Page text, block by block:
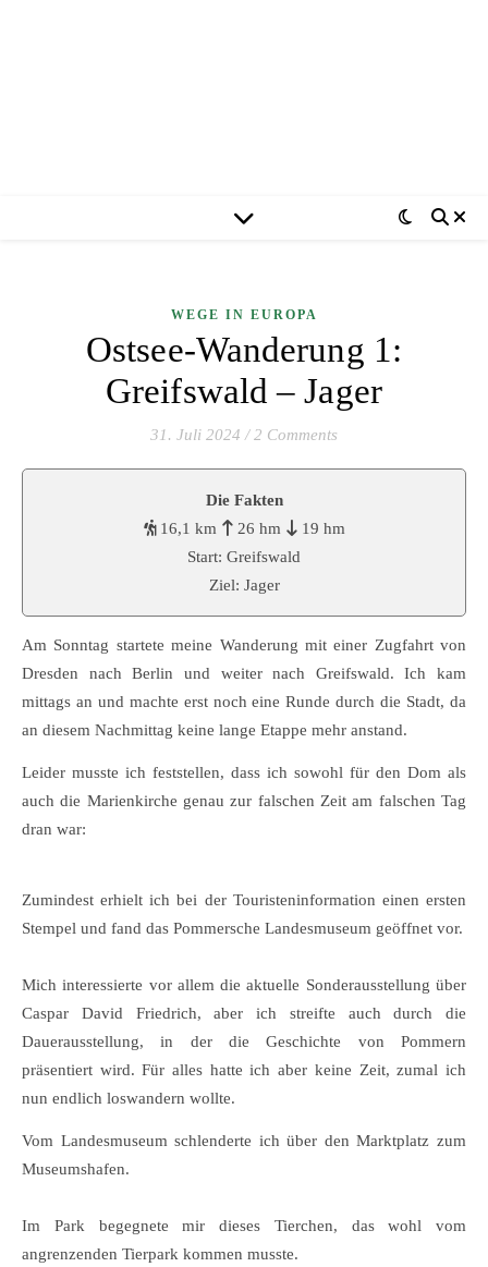
WEGE IN EUROPA
Ostsee-Wanderung 1:
Greifswald – Jager
31. Juli 2024 / 2 Comments
Die Fakten
16,1 km
26 hm
19 hm
Start: Greifswald
Ziel: Jager
Am Sonntag startete meine Wanderung mit einer Zugfahrt von
Dresden nach Berlin und weiter nach Greifswald. Ich kam
mittags an und machte erst noch eine Runde durch die Stadt, da
an diesem Nachmittag keine lange Etappe mehr anstand.
Leider musste ich feststellen, dass ich sowohl für den Dom als
auch die Marienkirche genau zur falschen Zeit am falschen Tag
dran war:
Zumindest erhielt ich bei der Touristeninformation einen ersten
Stempel und fand das Pommersche Landesmuseum geöffnet vor.
Mich interessierte vor allem die aktuelle Sonderausstellung über
Caspar David Friedrich, aber ich streifte auch durch die
Dauerausstellung, in der die Geschichte von Pommern
präsentiert wird. Für alles hatte ich aber keine Zeit, zumal ich
nun endlich loswandern wollte.
Vom Landesmuseum schlenderte ich über den Marktplatz zum
Museumshafen.
Im Park begegnete mir dieses Tierchen, das wohl vom
angrenzenden Tierpark kommen musste.